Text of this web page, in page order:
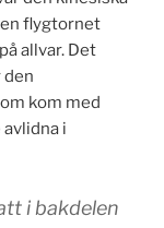
flygtornet
allvar. Det
kom med
i
i bakdelen